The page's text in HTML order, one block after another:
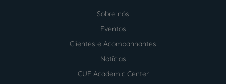
Sobre nós
Eventos
Clientes e Acompanhantes
Notícias
CUF Academic Center